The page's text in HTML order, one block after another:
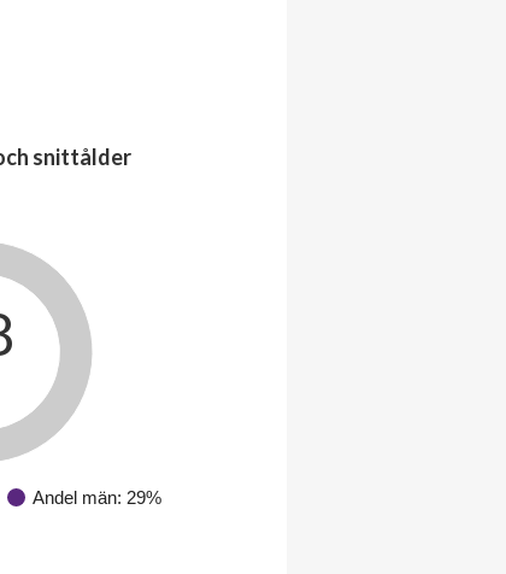
snittålder
Andel män: 29%